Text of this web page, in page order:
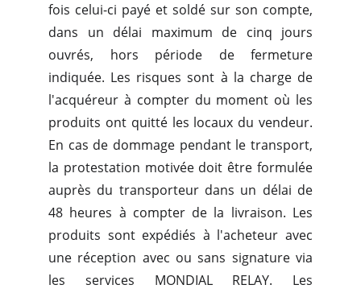
fois celui-ci payé et soldé sur son compte,
dans un délai maximum de cinq jours
ouvrés, hors période de fermeture
indiquée. Les risques sont à la charge de
l'acquéreur à compter du moment où les
produits ont quitté les locaux du vendeur.
En cas de dommage pendant le transport,
la protestation motivée doit être formulée
auprès du transporteur dans un délai de
48 heures à compter de la livraison. Les
produits sont expédiés à l'acheteur avec
une réception avec ou sans signature via
les services MONDIAL RELAY. Les